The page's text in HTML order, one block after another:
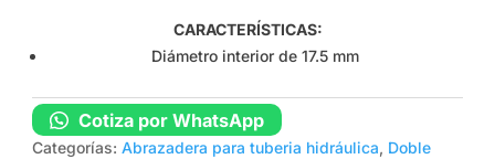
CARACTERÍSTICAS:
Diámetro interior de 17.5 mm
Cotiza por WhatsApp
Categorías:Abrazadera para tuberia hidráulica, Doble